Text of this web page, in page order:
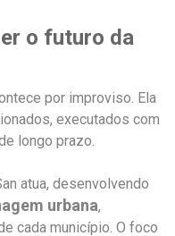
o futuro da
por improviso. Ela
executados com
longo prazo.
atua, desenvolvendo
urbana,
cada município. O foco